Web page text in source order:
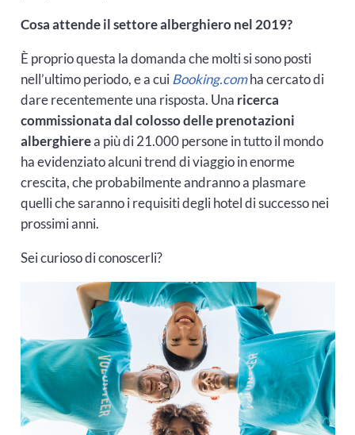
Cosa attende il settore alberghiero nel 2019?
È proprio questa la domanda che molti si sono posti
nell’ultimo periodo, e a cuiBooking.comha cercato di
dare recentemente una risposta. Una ricerca
commissionata dal colosso delle prenotazioni
alberghierea più di 21.000 persone in tutto il mondo
ha evidenziato alcuni trend di viaggio in enorme
crescita, che probabilmente andranno a plasmare
quelli che saranno i requisiti degli hotel di successo nei
prossimi anni.
Sei curioso di conoscerli?